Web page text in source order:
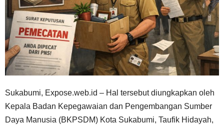
Sukabumi, Expose.web.id – Hal tersebut diungkapkan oleh
Kepala Badan Kepegawaian dan Pengembangan Sumber
Daya Manusia (BKPSDM) Kota Sukabumi, Taufik Hidayah,